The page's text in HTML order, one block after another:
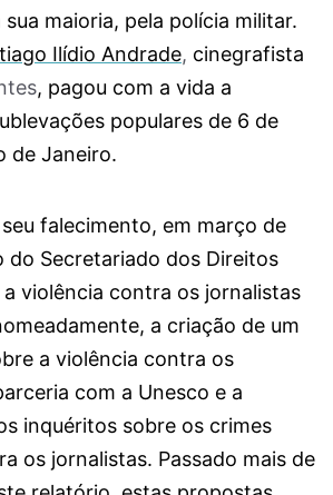
maioria, pela polícia militar.
Ilídio Andrade, cinegrafista
, pagou com a vida a
populares de 6 de
de Janeiro.
falecimento, em março de
do Secretariado dos Direitos
violência contra os jornalistas
a criação de um
a violência contra os
com a Unesco e a
inquéritos sobre os crimes
os jornalistas. Passado mais de